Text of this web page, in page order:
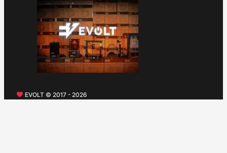
EVOLT © 2017 - 2026